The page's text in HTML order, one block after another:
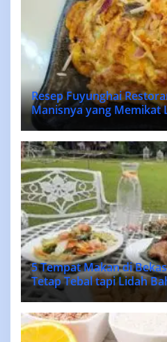
Resep Fuyunghai
Manisnya yang Memikat
5 Tempat Makan di
Tetap Tebal tapi Lidah